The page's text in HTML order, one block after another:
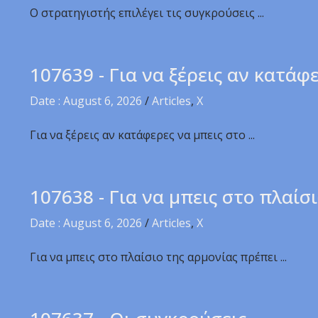
Ο στρατηγιστής επιλέγει τις συγκρούσεις ...
107639 - Για να ξέρεις αν
Date : August 6, 2026 /Articles, X
Για να ξέρεις αν κατάφερες να μπεις στο ...
107638 - Για να μπεις στο
Date : August 6, 2026 /Articles, X
Για να μπεις στο πλαίσιο της αρμονίας πρέπει ...